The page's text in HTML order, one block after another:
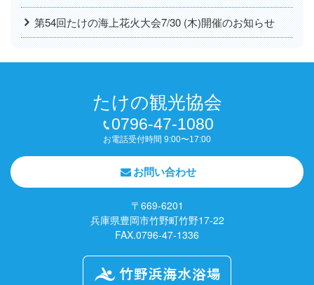
第54回たけの海上花火大会7/30 (木)開催のお知らせ
たけの観光協会
0796-47-1080
お電話受付時間 9:00〜17:00
お問い合わせ
〒669-6201
兵庫県豊岡市竹野町竹野17-22
FAX.0796-47-1336